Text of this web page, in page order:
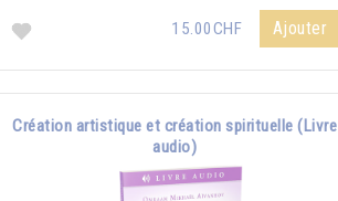
15.00CHF Ajouter
Création artistique et création spirituelle (Livre
audio)